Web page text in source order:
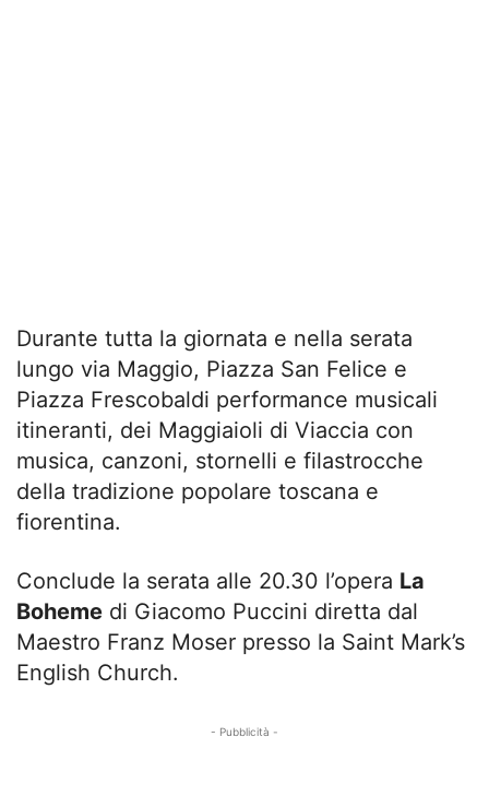
Durante tutta la giornata e nella serata
lungo via Maggio, Piazza San Felice e
Piazza Frescobaldi performance musicali
itineranti, dei Maggiaioli di Viaccia con
musica, canzoni, stornelli e filastrocche
della tradizione popolare toscana e
fiorentina.
Conclude la serata alle 20.30 l’opera La
Boheme di Giacomo Puccini diretta dal
Maestro Franz Moser presso la Saint Mark’s
English Church.
- Pubblicità -